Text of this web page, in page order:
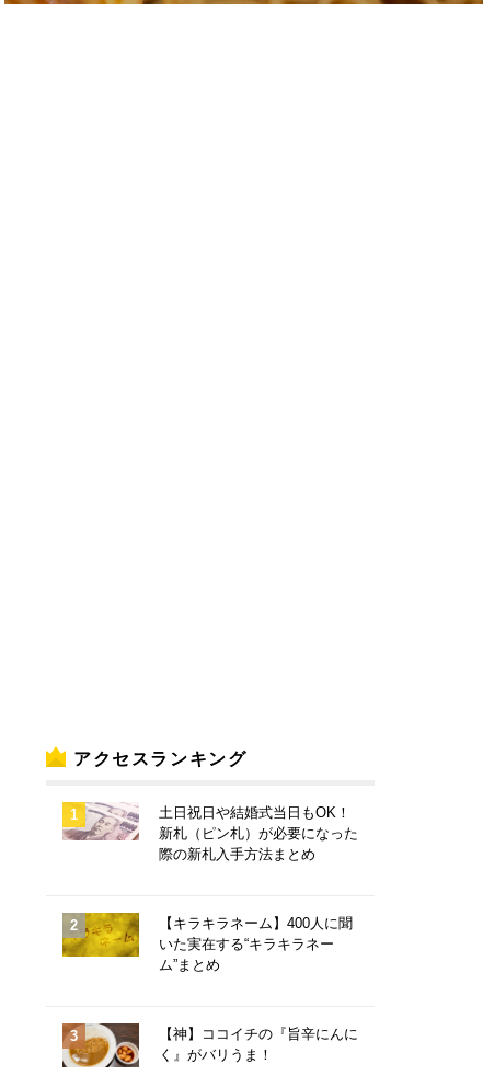
アクセスランキング
土日祝日や結婚式当日もOK！
新札（ピン札）が必要になった
際の新札入手方法まとめ
【キラキラネーム】400人に聞
いた実在する“キラキラネー
ム”まとめ
【神】ココイチの『旨辛にんに
く』がバリうま！